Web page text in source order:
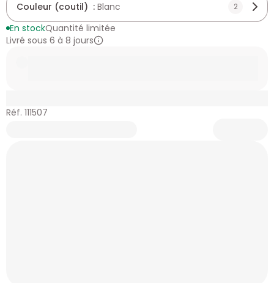
Couleur (coutil) : Blanc 2
En stockQuantité limitée
Livré sous 6 à 8 jours
Réf. 111507